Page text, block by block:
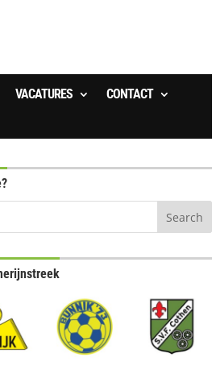
VACATURES
CONTACT